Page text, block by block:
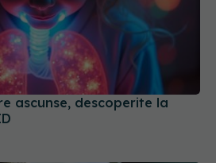
ascunse, descoperite la